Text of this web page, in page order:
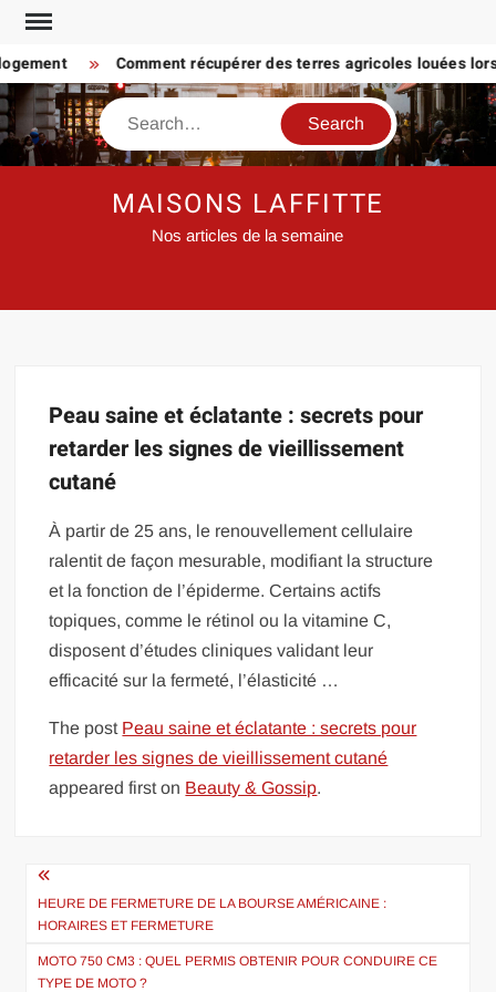
Skip
content
Comment récupérer des terres agricoles louées
Search
MAISONS LAFFITTE
Nos articles de la semaine
Peau saine et éclatante : secrets pour
retarder les signes de vieillissement
cutané
À partir de 25 ans, le renouvellement cellulaire
ralentit de façon mesurable, modifiant la structure
et la fonction de l’épiderme. Certains actifs
topiques, comme le rétinol ou la vitamine C,
disposent d’études cliniques validant leur
efficacité sur la fermeté, l’élasticité …
The post Peau saine et éclatante : secrets pour
retarder les signes de vieillissement cutané
appeared first on Beauty & Gossip.
Navigation
de
l’article
HEURE DE FERMETURE DE LA BOURSE AMÉRICAINE :
HORAIRES ET FERMETURE
MOTO 750 CM3 : QUEL PERMIS OBTENIR POUR CONDUIRE CE
TYPE DE MOTO ?